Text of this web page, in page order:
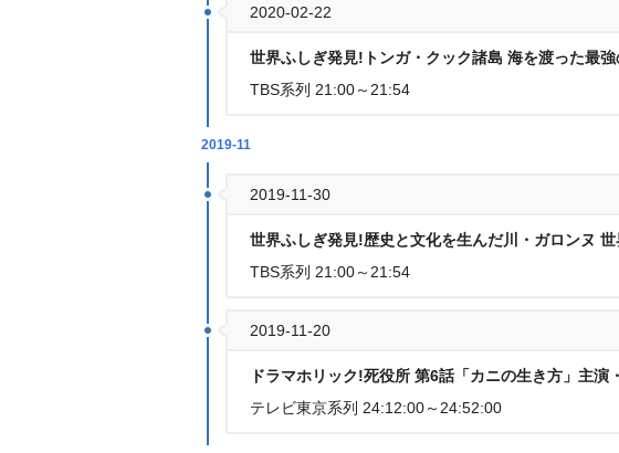
2020-02-22
世界ふしぎ発見!トンガ・クック諸島 海を渡った最
TBS系列 21:00～21:54
2019-11
2019-11-30
世界ふしぎ発見!歴史と文化を生んだ川・ガロンヌ
TBS系列 21:00～21:54
2019-11-20
ドラマホリック!死役所 第6話「カニの生き方」主演
テレビ東京系列 24:12:00～24:52:00